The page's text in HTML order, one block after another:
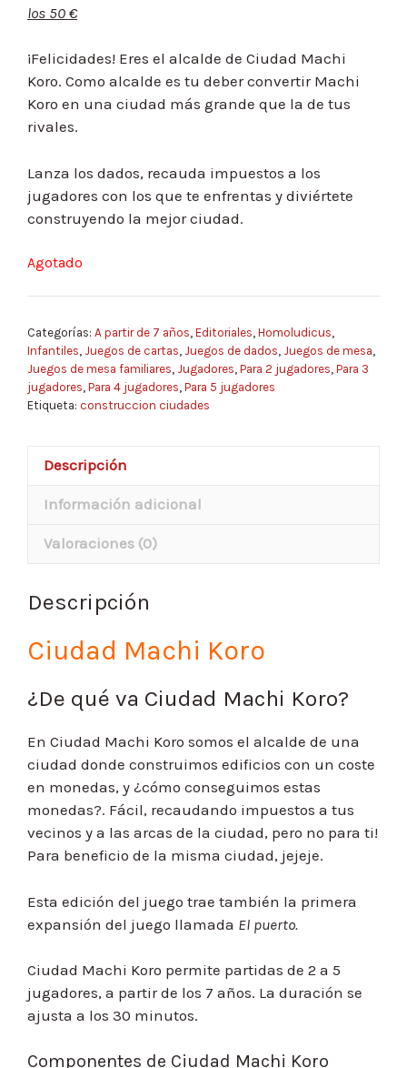
los 50 €
¡Felicidades! Eres el alcalde de Ciudad Machi
Koro. Como alcalde es tu deber convertir Machi
Koro en una ciudad más grande que la de tus
rivales.
Lanza los dados, recauda impuestos a los
jugadores con los que te enfrentas y diviértete
construyendo la mejor ciudad.
Agotado
Categorías: A partir de 7 años Editoriales Homoludicus
Infantiles Juegos de cartas Juegos de dados Juegos de mesa
Juegos de mesa familiares Jugadores Para 2 jugadores Para 3
jugadores Para 4 jugadores Para 5 jugadores
Etiqueta: construccion ciudades
Descripción
Información adicional
Valoraciones (0)
Descripción
Ciudad Machi Koro
¿De qué va Ciudad Machi Koro?
En Ciudad Machi Koro somos el alcalde de una
ciudad donde construimos edificios con un coste
en monedas, y ¿cómo conseguimos estas
monedas?. Fácil, recaudando impuestos a tus
vecinos y a las arcas de la ciudad, pero no para ti!
Para beneficio de la misma ciudad, jejeje.
Esta edición del juego trae también la primera
expansión del juego llamada El puerto.
Ciudad Machi Koro permite partidas de 2 a 5
jugadores, a partir de los 7 años. La duración se
ajusta a los 30 minutos.
Componentes de Ciudad Machi Koro